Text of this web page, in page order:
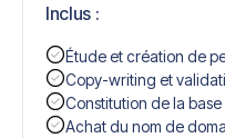
Inclus :
Étude et création de
Copy-writing et
Constitution de la
Achat du nom de